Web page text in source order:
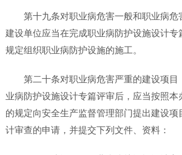
第十九条对职业病危害一般和职业病危
建设单位应当在完成职业病防护设施设计专
规定组织职业病防护设施的施工。
第二十条对职业病危害严重的建设项目
业病防护设施设计专篇评审后，应当按照本
的规定向安全生产监督管理部门提出建设
计审查的申请，并提交下列文件、资料：